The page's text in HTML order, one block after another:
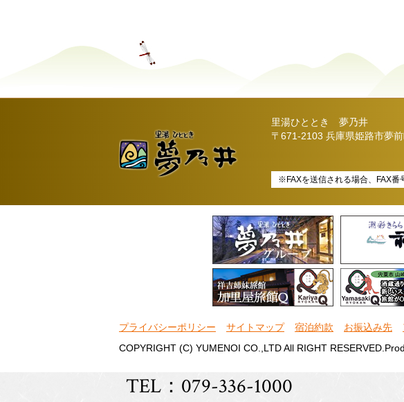
里湯ひととき 夢乃井
〒671-2103 兵庫県姫路市夢
※FAXを送信される場合、FAX番
TEL：079-336-1000
プライバシーポリシー サイトマップ 宿泊約款 お振込み先
COPYRIGHT (C) YUMENOI CO.,LTD All RIGHT RESERVED.